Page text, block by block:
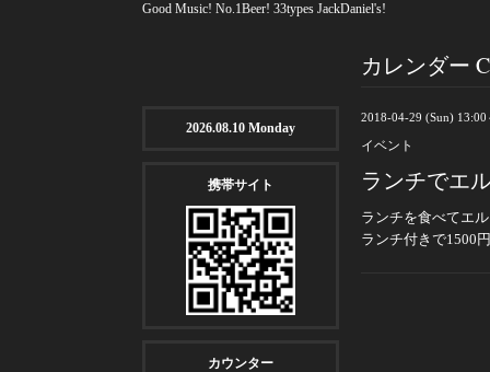
Good Music! No.1Beer! 33types JackDaniel's!
カレンダー
2018-04-29 (Sun) 13:00
イベント
ランチでエ
ランチを食べてエ
ランチ付きで1500円
2026.08.10 Monday
携帯サイト
カウンター